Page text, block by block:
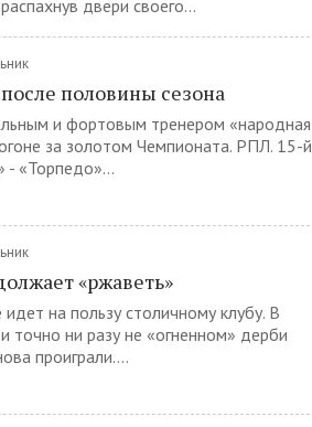
двери своего...
половины сезона
и фортовым тренером «народная
за золотом Чемпионата. РПЛ. 15-й
- «Торпедо»...
«ржаветь»
на пользу столичному клубу. В
точно ни разу не «огненном» дерби
проиграли....